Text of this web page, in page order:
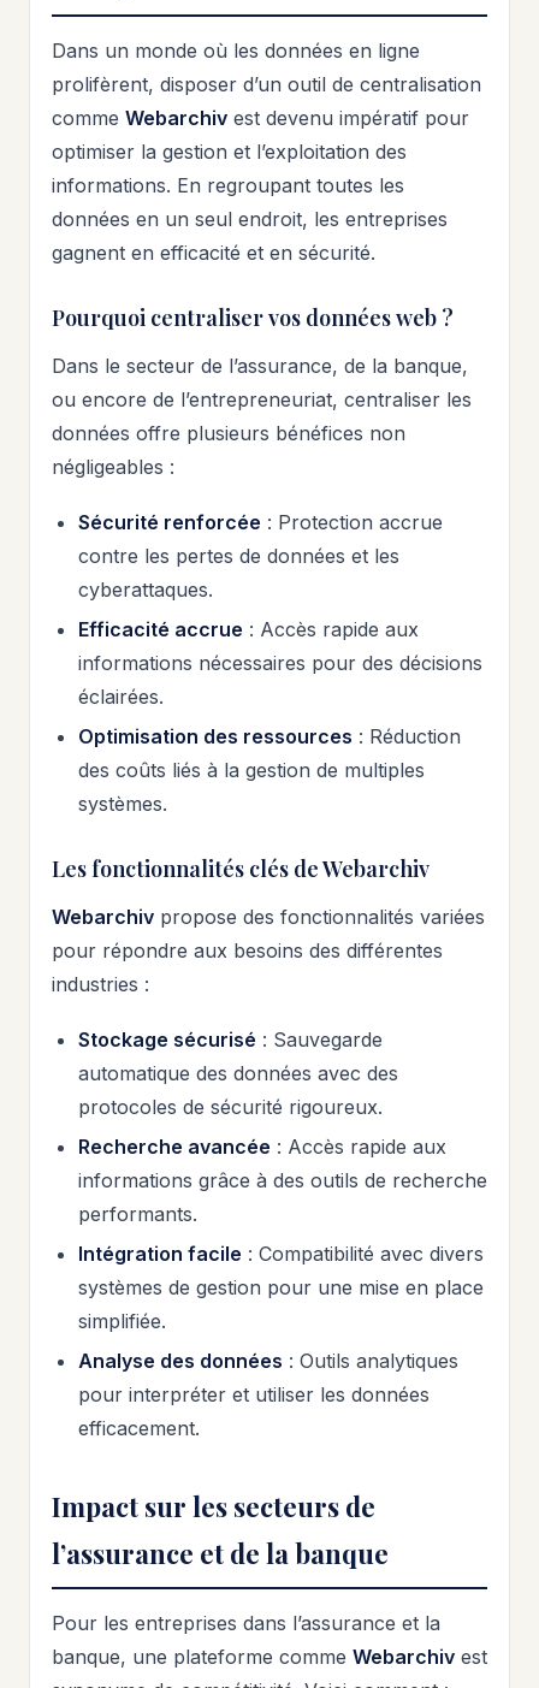
Dans un monde où les données en ligne
prolifèrent, disposer d’un outil de centralisation
comme Webarchiv est devenu impératif pour
optimiser la gestion et l’exploitation des
informations. En regroupant toutes les
données en un seul endroit, les entreprises
gagnent en efficacité et en sécurité.
Pourquoi centraliser vos données web ?
Dans le secteur de l’assurance, de la banque,
ou encore de l’entrepreneuriat, centraliser les
données offre plusieurs bénéfices non
négligeables :
Sécurité renforcée : Protection accrue
contre les pertes de données et les
cyberattaques.
Efficacité accrue : Accès rapide aux
informations nécessaires pour des décisions
éclairées.
Optimisation des ressources : Réduction
des coûts liés à la gestion de multiples
systèmes.
Les fonctionnalités clés de Webarchiv
Webarchiv propose des fonctionnalités variées
pour répondre aux besoins des différentes
industries :
Stockage sécurisé : Sauvegarde
automatique des données avec des
protocoles de sécurité rigoureux.
Recherche avancée : Accès rapide aux
informations grâce à des outils de recherche
performants.
Intégration facile : Compatibilité avec divers
systèmes de gestion pour une mise en place
simplifiée.
Analyse des données : Outils analytiques
pour interpréter et utiliser les données
efficacement.
Impact sur les secteurs de
l’assurance et de la banque
Pour les entreprises dans l’assurance et la
banque, une plateforme comme Webarchiv est